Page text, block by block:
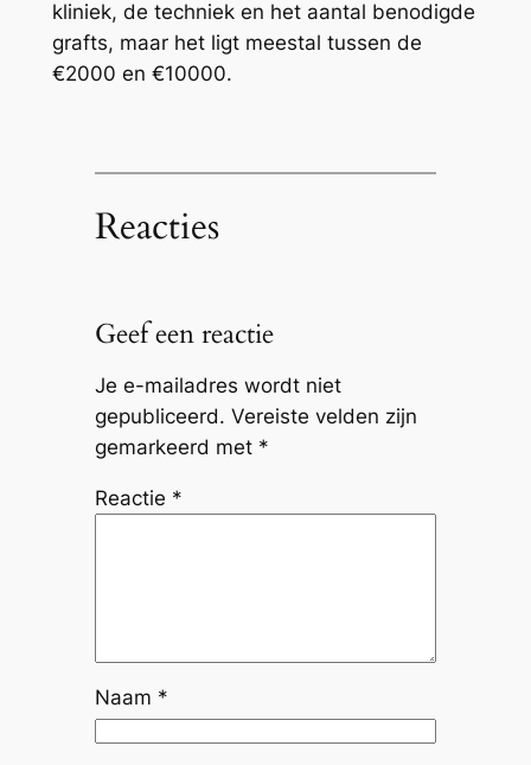
kliniek, de techniek en het aantal benodigde
grafts, maar het ligt meestal tussen de
€2000 en €10000.
Reacties
Geef een reactie
Je e-mailadres wordt niet
gepubliceerd. Vereiste velden zijn
gemarkeerd met *
Reactie *
Naam *